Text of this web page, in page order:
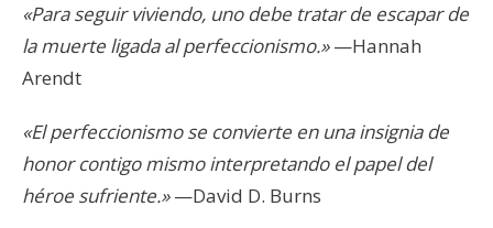
«Para seguir viviendo, uno debe tratar de escapar de
la muerte ligada al perfeccionismo.»—Hannah
Arendt
«El perfeccionismo se convierte en una insignia de
honor contigo mismo interpretando el papel del
héroe sufriente.»—David D. Burns